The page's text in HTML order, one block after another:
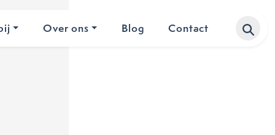
Over ons Blog Contact